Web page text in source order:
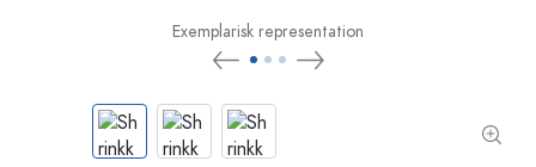
Exemplarisk representation